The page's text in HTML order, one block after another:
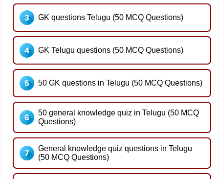
GK questions Telugu (50 MCQ Questions)
GK Telugu questions (50 MCQ Questions)
50 GK questions in Telugu (50 MCQ Questions)
50 general knowledge quiz in Telugu (50 MCQ
Questions)
General knowledge quiz questions in Telugu
(50 MCQ Questions)